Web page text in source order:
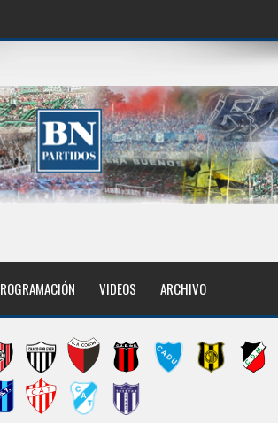
VIDEOS ARCHIVO